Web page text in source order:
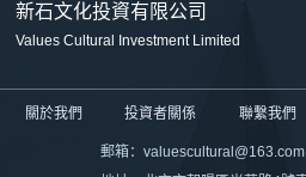
新石文化投資有限公司
Values Cultural Investment Limited
關於我們 投資者關係 聯繫我們
郵箱：valuescultural@163.com